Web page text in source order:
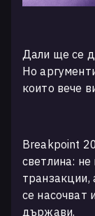
Дали ще се
Но
които вече
Breakpoint
светлина:
транзакции,
се насочват
държави.